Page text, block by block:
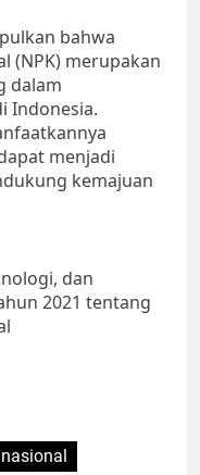
bahwa
(NPK) merupakan
dalam
Indonesia.
menjadi
kemajuan
dan
2021 tentang